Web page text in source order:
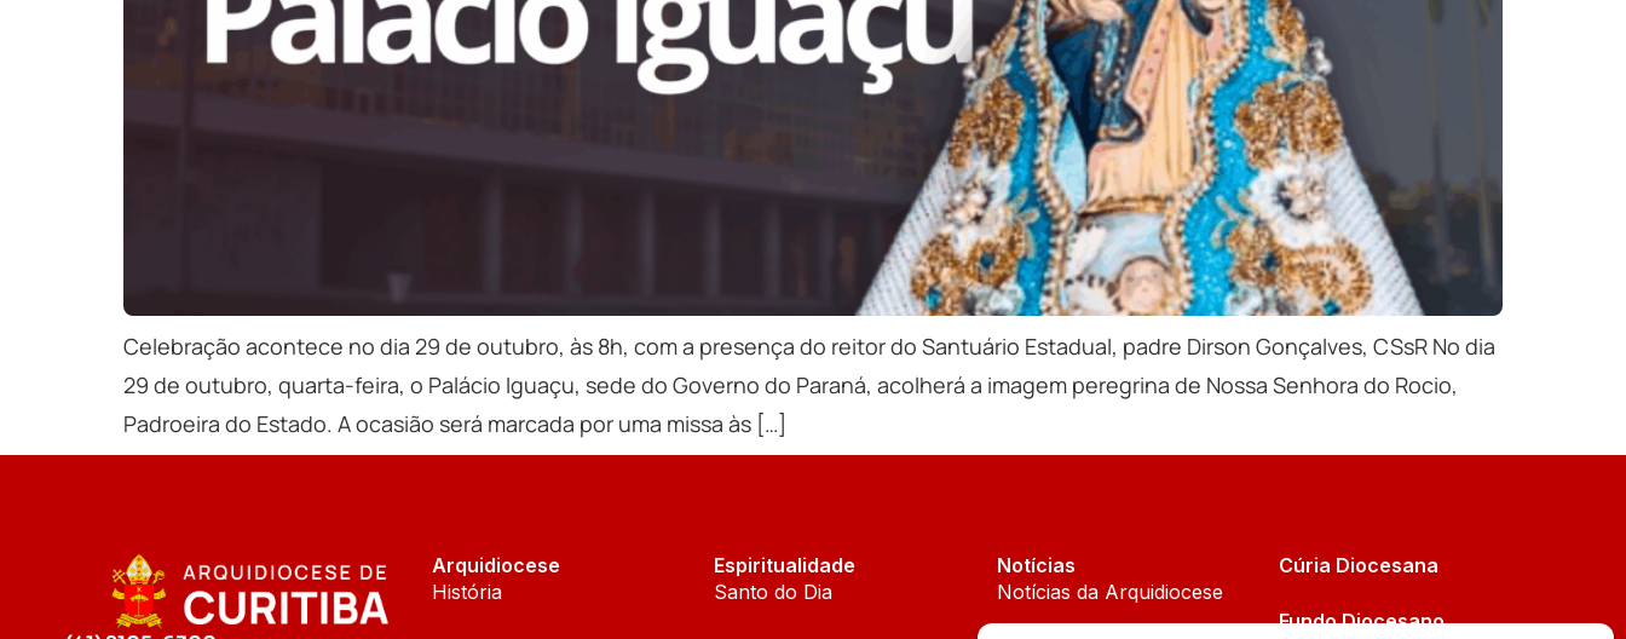
Celebração acontece no dia 29 de outubro, às 8h, com a presença do reitor do Santuário Estadual, padre Dirson Gonçalves, CSsR No dia
29 de outubro, quarta-feira, o Palácio Iguaçu, sede do Governo do Paraná, acolherá a imagem peregrina de Nossa Senhora do Rocio,
Padroeira do Estado. A ocasião será marcada por uma missa às […]
Arquidiocese
História
Espiritualidade
Santo do Dia
Notícias
Notícias da Arquidiocese
Cúria Diocesana
Fundo Diocesano